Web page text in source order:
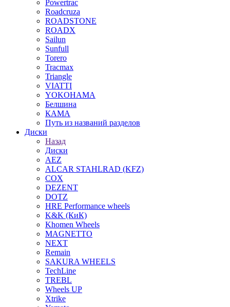
Powertrac
Roadcruza
ROADSTONE
ROADX
Sailun
Sunfull
Torero
Tracmax
Triangle
VIATTI
YOKOHAMA
Белшина
КАМА
Путь из названий разделов
Диски
Назад
Диски
AEZ
ALCAR STAHLRAD (KFZ)
COX
DEZENT
DOTZ
HRE Performance wheels
K&K (КиК)
Khomen Wheels
MAGNETTO
NEXT
Remain
SAKURA WHEELS
TechLine
TREBL
Wheels UP
Xtrike